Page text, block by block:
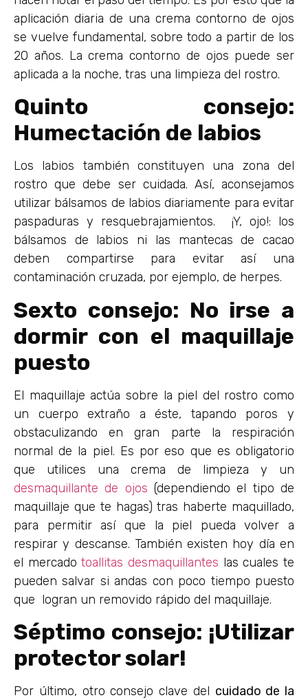
aplicación diaria de una crema contorno de ojos
se vuelve fundamental, sobre todo a partir de los
20 años. La crema contorno de ojos puede ser
aplicada a la noche, tras una limpieza del rostro.
Quinto consejo:
Humectación de labios
Los labios también constituyen una zona del
rostro que debe ser cuidada. Así, aconsejamos
utilizar bálsamos de labios diariamente para evitar
paspaduras y resquebrajamientos. ¡Y, ojo!: los
bálsamos de labios ni las mantecas de cacao
deben compartirse para evitar así una
contaminación cruzada, por ejemplo, de herpes.
Sexto consejo: No irse a
dormir con el maquillaje
puesto
El maquillaje actúa sobre la piel del rostro como
un cuerpo extraño a éste, tapando poros y
obstaculizando en gran parte la respiración
normal de la piel. Es por eso que es obligatorio
que utilices una crema de limpieza y un
desmaquillante de ojos (dependiendo el tipo de
maquillaje que te hagas) tras haberte maquillado,
para permitir así que la piel pueda volver a
respirar y descanse. También existen hoy día en
el mercadotoallitas desmaquillantes las cuales te
pueden salvar si andas con poco tiempo puesto
que logran un removido rápido del maquillaje.
Séptimo consejo: ¡Utilizar
protector solar!
Por último, otro consejo clave del cuidado de la